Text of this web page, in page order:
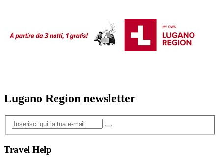
Lugano Region newsletter
Travel Help